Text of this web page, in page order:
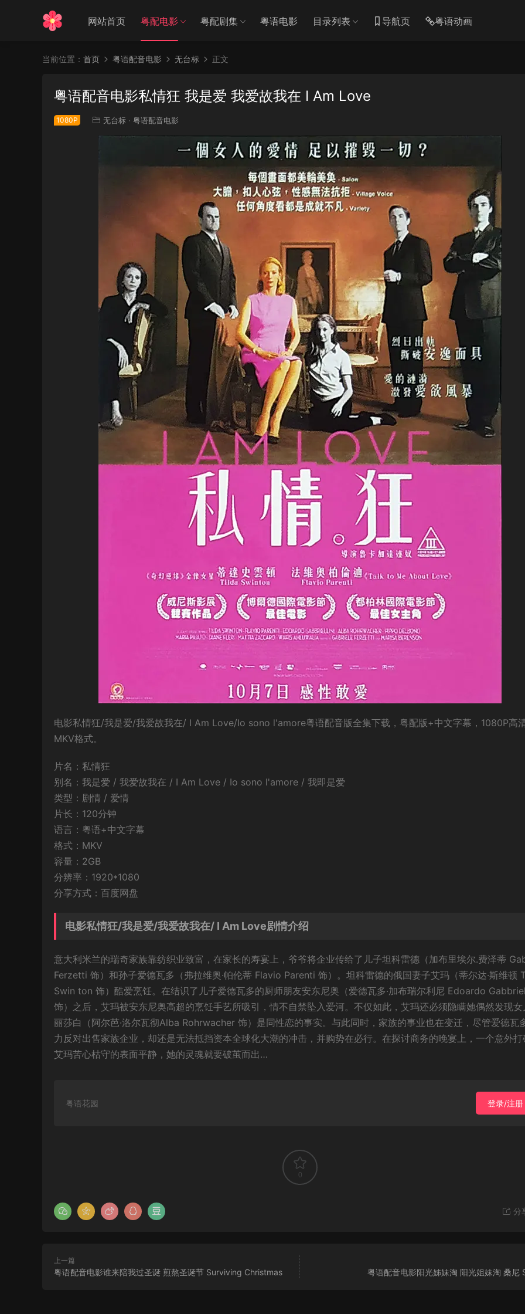
网站首页 粤配电影 粤配剧集 粤语电影 目录列表 导航页 粤语动画
当前位置： 首页 粤语配音电影 无台标 正文
粤语配音电影私情狂 我是爱 我爱故我在 I Am Love
1080P 无台标 · 粤语配音电影
电影私情狂/我是爱/我爱故我在/ I Am Love/Io sono l'amore粤语配音版全集下载，粤配版+中文字幕，1080P高
MKV格式。
片名：私情狂
别名：我是爱 / 我爱故我在 / I Am Love / Io sono l'amore / 我即是爱
类型：剧情 / 爱情
片长：120分钟
语言：粤语+中文字幕
格式：MKV
容量：2GB
分辨率：1920*1080
分享方式：百度网盘
电影私情狂/我是爱/我爱故我在/ I Am Love剧情介绍
意大利米兰的瑞奇家族靠纺织业致富，在家长的寿宴上，爷爷将企业传给了儿子坦科雷德（加布里埃尔.费泽蒂
Ferzetti 饰）和孙子爱德瓦多（弗拉维奥·帕伦蒂 Flavio Parenti 饰）。坦科雷德的俄国妻子艾玛（蒂尔达·斯维顿
Swin ton 饰）酷爱烹饪。在结识了儿子爱德瓦多的厨师朋友安东尼奥（爱德瓦多·加布瑞尔利尼 Edoardo
饰）之后，艾玛被安东尼奥高超的烹饪手艺所吸引，情不自禁坠入爱河。不仅如此，艾玛还必须隐瞒她偶然发现女
丽莎白（阿尔芭·洛尔瓦彻Alba Rohrwacher 饰）是同性恋的事实。与此同时，家族的事业也在变迁，尽管爱德瓦
力反对出售家族企业，却还是无法抵挡资本全球化大潮的冲击，并购势在必行。在探讨商务的晚宴上，一个意外打
艾玛苦心枯守的表面平静，她的灵魂就要破茧而出…
粤语花园 登录/注册
0
分
上一篇
粤语配音电影谁来陪我过圣诞 煎熬圣诞节 Surviving Christmas 粤语配音电影阳光姊妹淘 阳光姐妹淘 桑尼